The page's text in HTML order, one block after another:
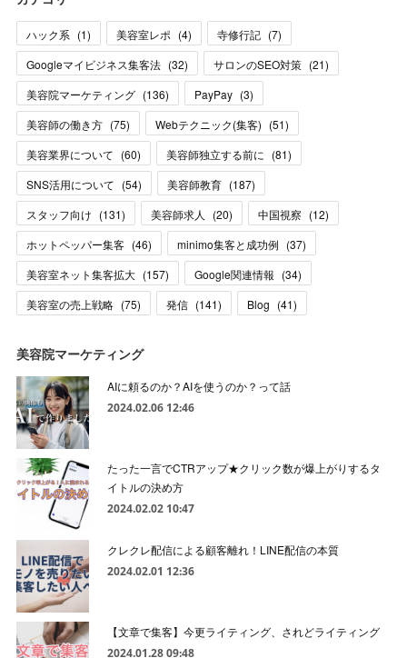
ハック系 (1) 美容室レポ (4) 寺修行記 (7)
Googleマイビジネス集客法 (32) サロンのSEO対策 (21)
美容院マーケティング (136) PayPay (3)
美容師の働き方 (75) Webテクニック(集客) (51)
美容業界について (60) 美容師独立する前に (81)
SNS活用について (54) 美容師教育 (187)
スタッフ向け (131) 美容師求人 (20) 中国視察 (12)
ホットペッパー集客 (46) minimo集客と成功例 (37)
美容室ネット集客拡大 (157) Google関連情報 (34)
美容室の売上戦略 (75) 発信 (141) Blog (41)
美容院マーケティング
AIに頼るのか？AIを使うのか？って話
2024.02.06 12:46
たった一言でCTRアップ★クリック数が爆上がりするタ
イトルの決め方
2024.02.02 10:47
クレクレ配信による顧客離れ！LINE配信の本質
2024.02.01 12:36
【文章で集客】今更ライティング、されどライティング
2024.01.28 09:48